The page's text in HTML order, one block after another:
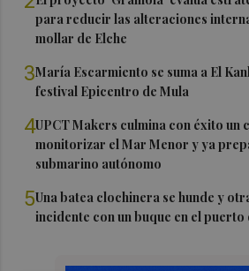
para reducir las alteraciones
mollar de Elche
3María Escarmiento se suma a El
festival Epicentro de Mula
4UPCT Makers culmina con éxito un
monitorizar el Mar Menor y ya
submarino autónomo
5Una batea clochinera se hunde y
incidente con un buque en el puerto